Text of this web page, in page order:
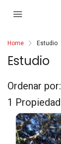
Home Estudio
Estudio
1 Propiedad
Ordenar por: